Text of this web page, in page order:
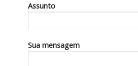
Assunto
Sua mensagem